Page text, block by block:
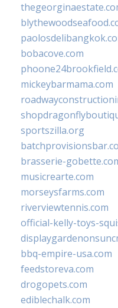
bobacove.com
mickeybarmama.com
sportszilla.org
brasserie-
musicrearte.com
morseysfarms.com
riverviewtennis.com
official-kelly-toys-
bbq-empire-usa.com
feedstoreva.com
drogopets.com
ediblechalk.com